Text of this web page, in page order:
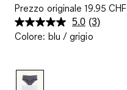
Prezzo originale19.95 CHF
5.0 Leggi
3
(3)
Colore: blu / grigio